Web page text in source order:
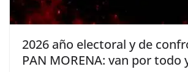
2026 año electoral y de
PAN MORENA: van por todo